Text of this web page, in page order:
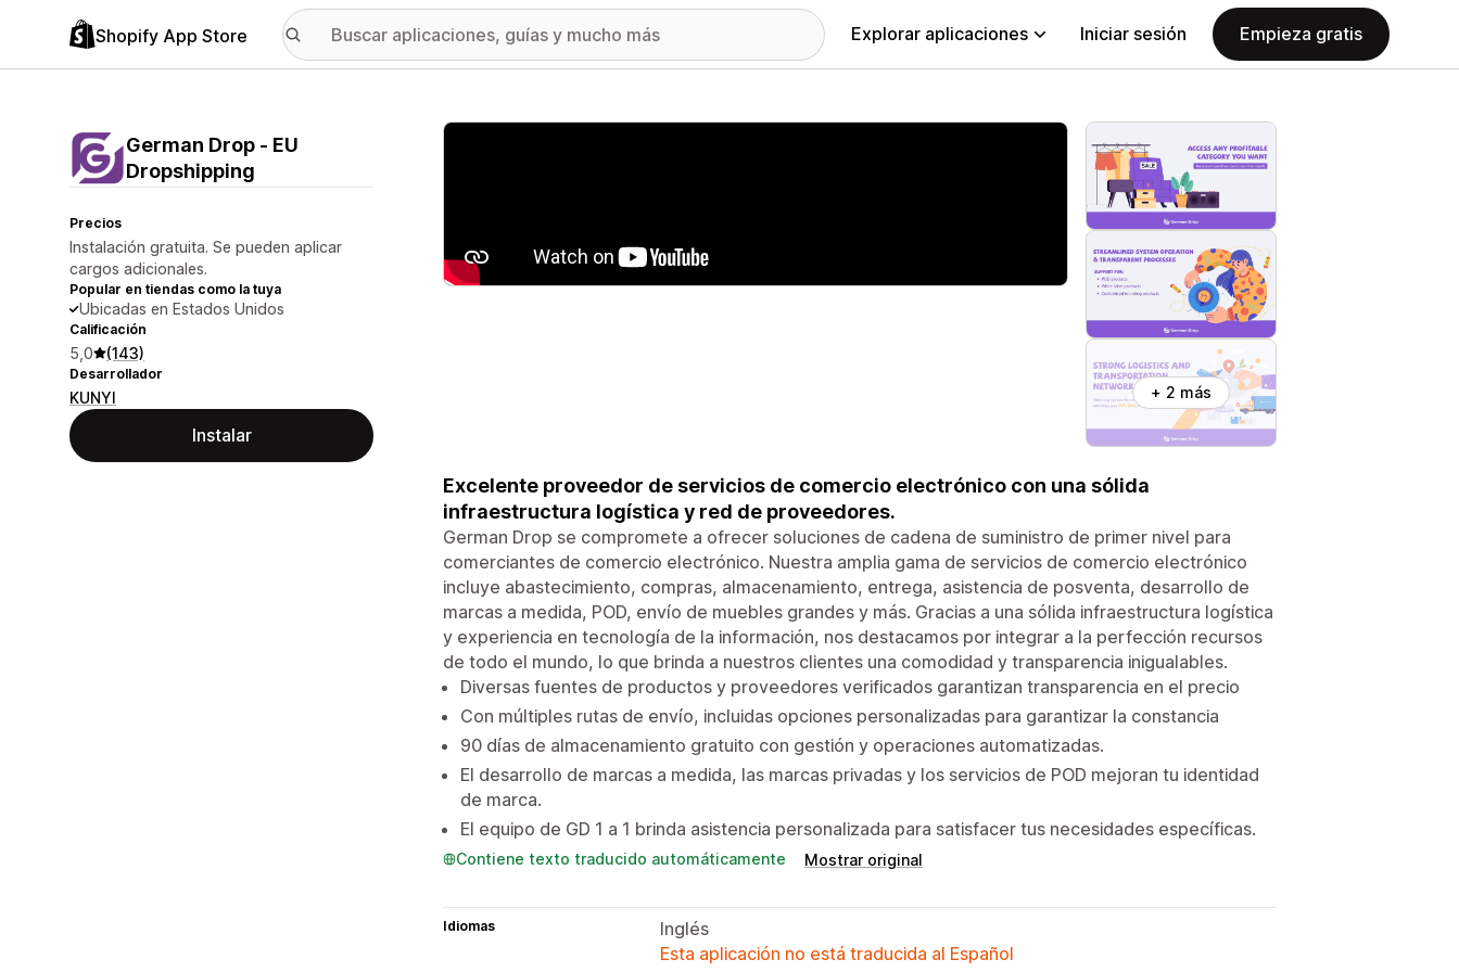
Shopify App Store Explorar aplicaciones Iniciar sesión Empieza gratis
German Drop ‑ EU
Dropshipping
Precios
Instalación gratuita. Se pueden aplicar
cargos adicionales.
Popular en tiendas como la tuya
Ubicadas en Estados Unidos
Calificación
5,0 (143)
Desarrollador
KUNYI
Instalar
Galería de imágenes destacadas
+ 2 más
Excelente proveedor de servicios de comercio electrónico con una sólida
infraestructura logística y red de proveedores.
German Drop se compromete a ofrecer soluciones de cadena de suministro de primer nivel para
comerciantes de comercio electrónico. Nuestra amplia gama de servicios de comercio electrónico
incluye abastecimiento, compras, almacenamiento, entrega, asistencia de posventa, desarrollo de
marcas a medida, POD, envío de muebles grandes y más. Gracias a una sólida infraestructura logística
y experiencia en tecnología de la información, nos destacamos por integrar a la perfección recursos
de todo el mundo, lo que brinda a nuestros clientes una comodidad y transparencia inigualables.
Diversas fuentes de productos y proveedores verificados garantizan transparencia en el precio
Con múltiples rutas de envío, incluidas opciones personalizadas para garantizar la constancia
90 días de almacenamiento gratuito con gestión y operaciones automatizadas.
El desarrollo de marcas a medida, las marcas privadas y los servicios de POD mejoran tu identidad
de marca.
El equipo de GD 1 a 1 brinda asistencia personalizada para satisfacer tus necesidades específicas.
Contiene texto traducido automáticamente Mostrar original
Idiomas
Inglés
Esta aplicación no está traducida al Español